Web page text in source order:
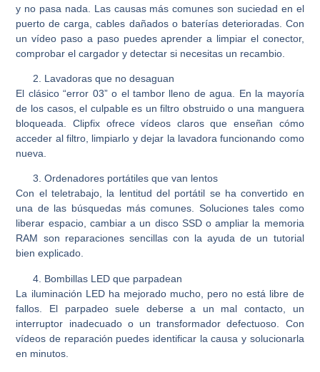
y no pasa nada. Las causas más comunes son suciedad en el
puerto de carga, cables dañados o baterías deterioradas. Con
un vídeo paso a paso puedes aprender a limpiar el conector,
comprobar el cargador y detectar si necesitas un recambio.
Lavadoras que no desaguan
El clásico “error 03” o el tambor lleno de agua. En la mayoría
de los casos, el culpable es un filtro obstruido o una manguera
bloqueada. Clipfix ofrece vídeos claros que enseñan cómo
acceder al filtro, limpiarlo y dejar la lavadora funcionando como
nueva.
Ordenadores portátiles que van lentos
Con el teletrabajo, la lentitud del portátil se ha convertido en
una de las búsquedas más comunes. Soluciones tales como
liberar espacio, cambiar a un disco SSD o ampliar la memoria
RAM son reparaciones sencillas con la ayuda de un tutorial
bien explicado.
Bombillas LED que parpadean
La iluminación LED ha mejorado mucho, pero no está libre de
fallos. El parpadeo suele deberse a un mal contacto, un
interruptor inadecuado o un transformador defectuoso. Con
vídeos de reparación puedes identificar la causa y solucionarla
en minutos.